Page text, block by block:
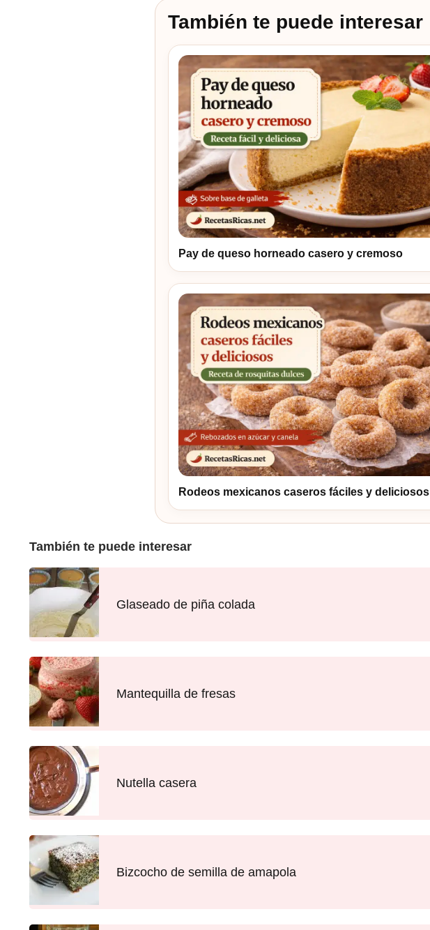
También te puede interesar
Pay de queso horneado casero y cremoso
Rodeos mexicanos caseros fáciles y deliciosos
También te puede interesar
Glaseado de piña colada
Mantequilla de fresas
Nutella casera
Bizcocho de semilla de amapola